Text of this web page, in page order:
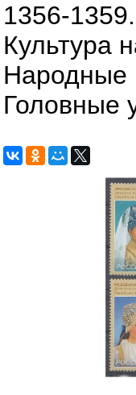
1356-
Культура
Народные
Головные